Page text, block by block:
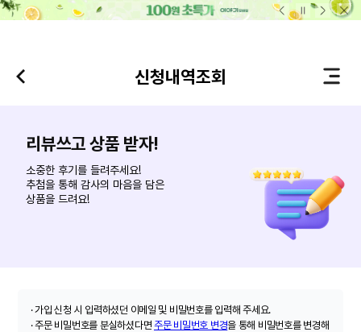
본문 바로가기
신청내역조회
리뷰쓰고 상품 받자!
소중한 후기를 들려주세요!
추첨을 통해 감사의 마음을 담은
상품을 드려요!
·가입 신청 시 입력하셨던 이메일 및 비밀번호를 입력해 주세요.
·주문 비밀번호를 분실하셨다면 주문 비밀번호 변경을 통해 비밀번호를 변경해